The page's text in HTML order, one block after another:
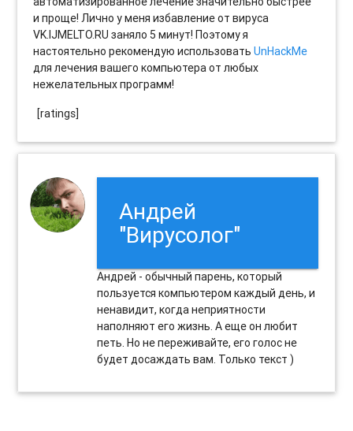
и проще! Лично у меня избавление от вируса
VK.IJMELTO.RU заняло 5 минут! Поэтому я
настоятельно рекомендую использоватьUnHackMe
для лечения вашего компьютера от любых
нежелательных программ!
[ratings]
Андрей
"Вирусолог"
Андрей - обычный парень, который
пользуется компьютером каждый день, и
ненавидит, когда неприятности
наполняют его жизнь. А еще он любит
петь. Но не переживайте, его голос не
будет досаждать вам. Только текст )